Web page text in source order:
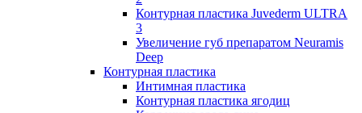
Контурная пластика Juvederm ULTRA
3
Увеличение губ препаратом Neuramis
Deep
Контурная пластика
Интимная пластика
Контурная пластика ягодиц